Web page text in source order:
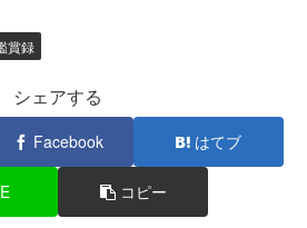
賞録
シェアする
Facebook はてブ
コピー